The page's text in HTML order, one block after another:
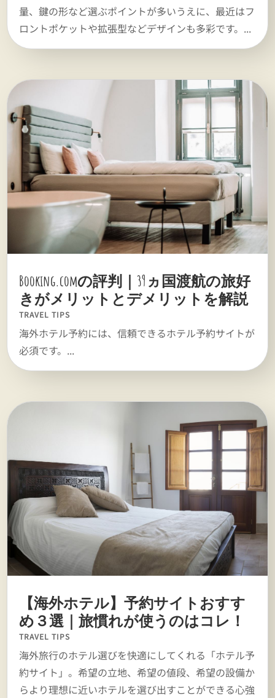
量、鍵の形など選ぶポイントが多いうえに、最近はフ
ロントポケットや拡張型などデザインも多彩です。...
Booking.comの評判｜39ヵ国渡航の旅好
きがメリットとデメリットを解説
TRAVEL TIPS
海外ホテル予約には、信頼できるホテル予約サイトが
必須です。...
【海外ホテル】予約サイトおすす
め３選｜旅慣れが使うのはコレ！
TRAVEL TIPS
海外旅行のホテル選びを快適にしてくれる「ホテル予
約サイト」。希望の立地、希望の値段、希望の設備か
らより理想に近いホテルを選び出すことができる心強